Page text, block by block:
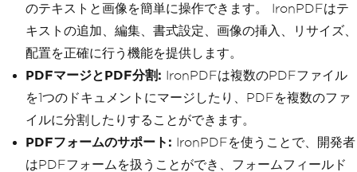
のテキストと画像を簡単に操作できます。 IronPDFはテ
キストの追加、編集、書式設定、画像の挿入、リサイズ、
配置を正確に行う機能を提供します。
PDFマージとPDF分割: IronPDFは複数のPDFファイル
を1つのドキュメントにマージしたり、PDFを複数のファ
イルに分割したりすることができます。
PDFフォームのサポート: IronPDFを使うことで、開発者
はPDFフォームを扱うことができ、フォームフィールド